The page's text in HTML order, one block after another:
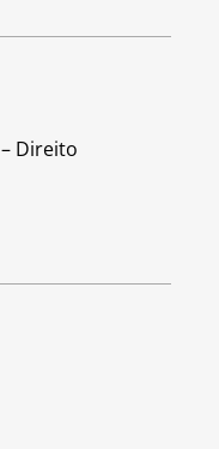
Direito